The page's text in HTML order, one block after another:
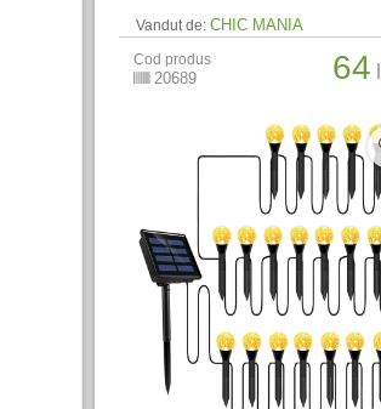
Vandut de: CHIC MANIA
Cod produs
20689 64